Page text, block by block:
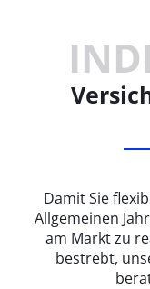
Damit Sie
Allgemeinen
am Markt zu
bestrebt,